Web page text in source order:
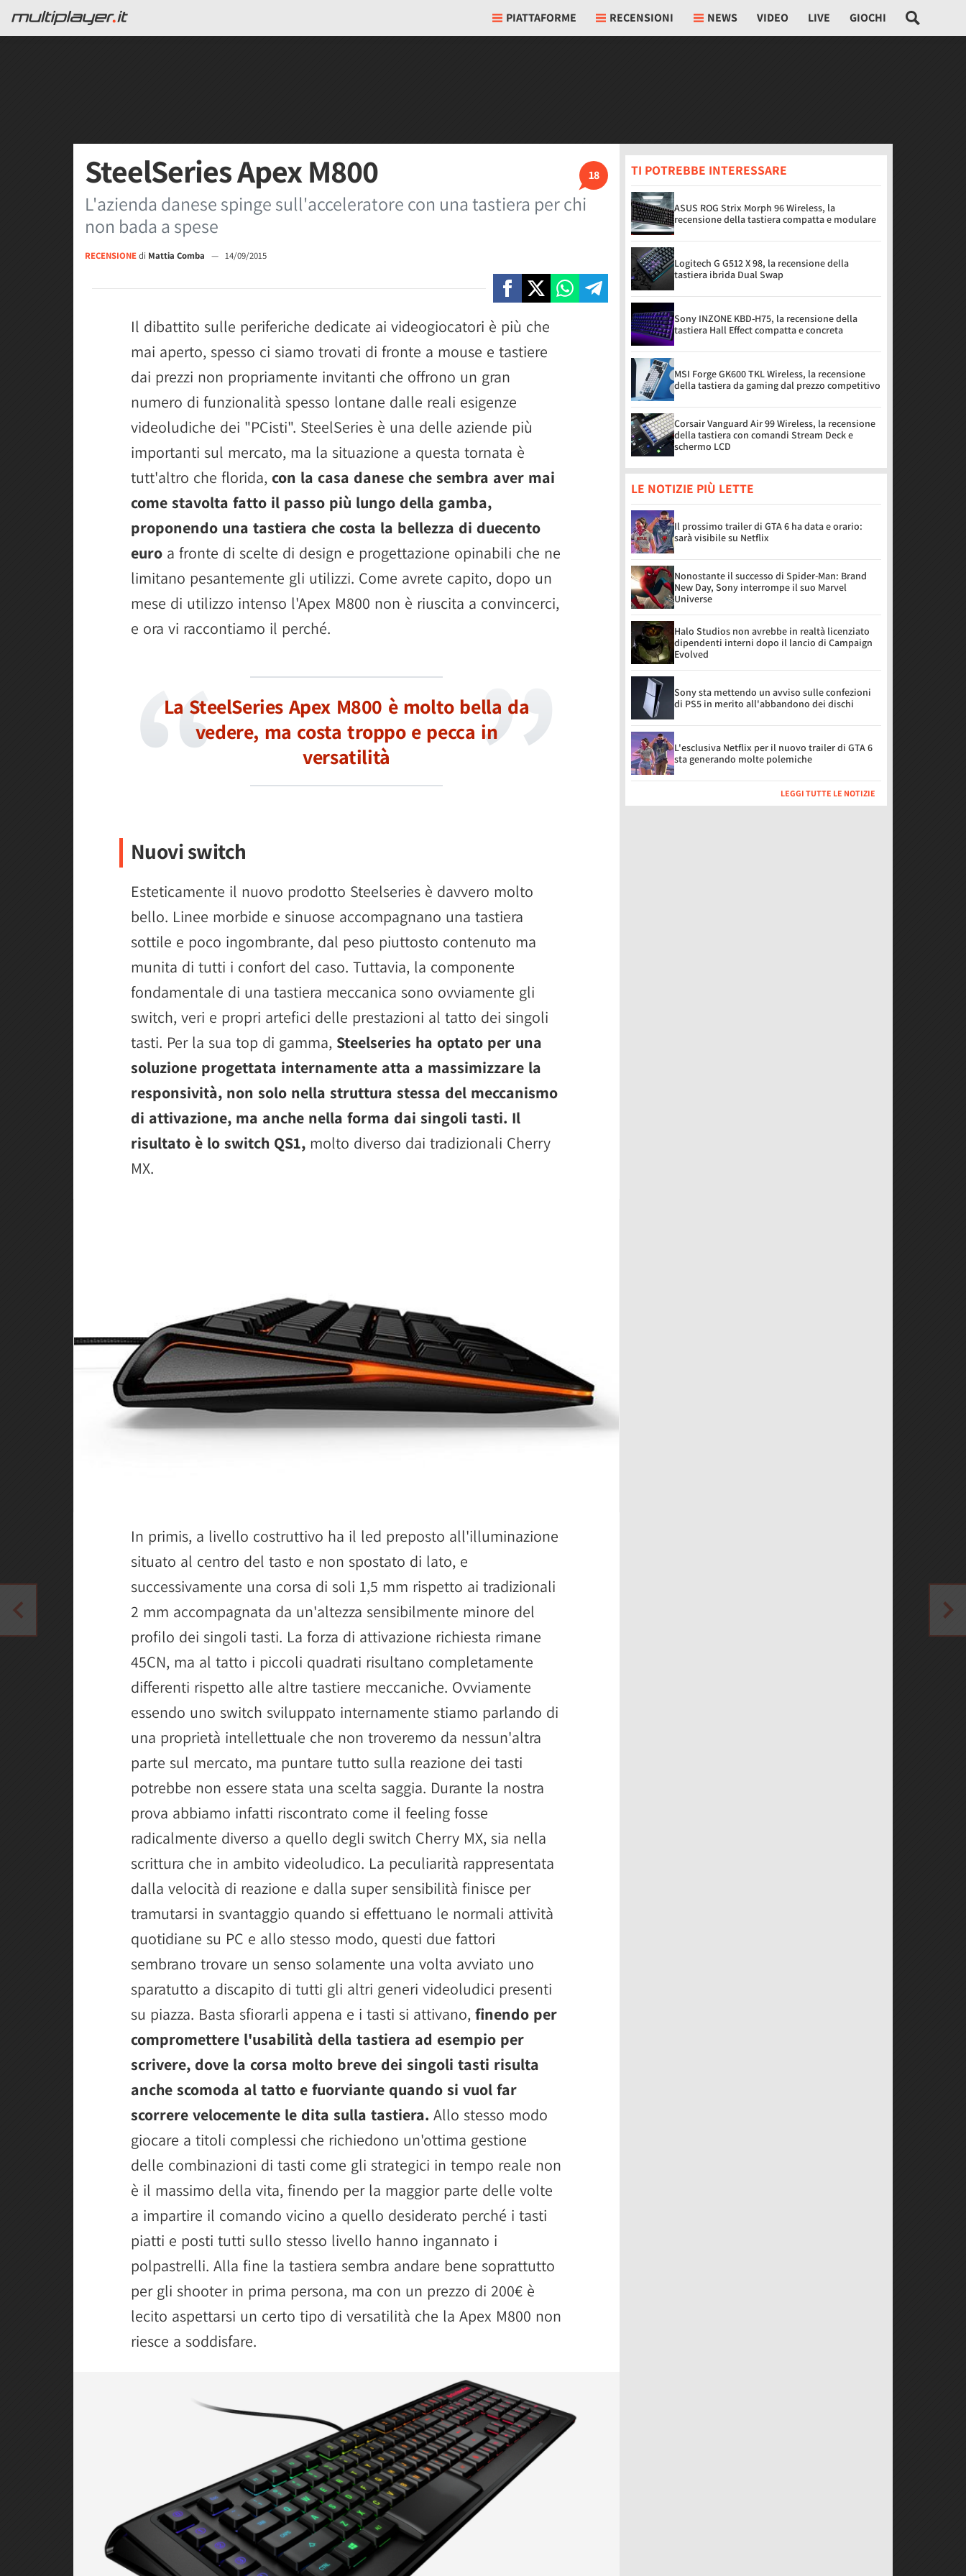
PIATTAFORME RECENSIONI NEWS VIDEO LIVE GIOCHI
18
SteelSeries Apex M800
L'azienda danese spinge sull'acceleratore con una tastiera per chi
non bada a spese
RECENSIONEdi Mattia Comba — 14/09/2015
Il dibattito sulle periferiche dedicate ai videogiocatori è più che
mai aperto, spesso ci siamo trovati di fronte a mouse e tastiere
dai prezzi non propriamente invitanti che offrono un gran
numero di funzionalità spesso lontane dalle reali esigenze
videoludiche dei "PCisti". SteelSeries è una delle aziende più
importanti sul mercato, ma la situazione a questa tornata è
tutt'altro che florida, con la casa danese che sembra aver mai
come stavolta fatto il passo più lungo della gamba,
proponendo una tastiera che costa la bellezza di duecento
euro a fronte di scelte di design e progettazione opinabili che ne
limitano pesantemente gli utilizzi. Come avrete capito, dopo un
mese di utilizzo intenso l'Apex M800 non è riuscita a convincerci,
e ora vi raccontiamo il perché.
La SteelSeries Apex M800 è molto bella da
vedere, ma costa troppo e pecca in
versatilità
Nuovi switch
Esteticamente il nuovo prodotto Steelseries è davvero molto
bello. Linee morbide e sinuose accompagnano una tastiera
sottile e poco ingombrante, dal peso piuttosto contenuto ma
munita di tutti i confort del caso. Tuttavia, la componente
fondamentale di una tastiera meccanica sono ovviamente gli
switch, veri e propri artefici delle prestazioni al tatto dei singoli
tasti. Per la sua top di gamma, Steelseries ha optato per una
soluzione progettata internamente atta a massimizzare la
responsività, non solo nella struttura stessa del meccanismo
di attivazione, ma anche nella forma dai singoli tasti. Il
risultato è lo switch QS1, molto diverso dai tradizionali Cherry
MX.
In primis, a livello costruttivo ha il led preposto all'illuminazione
situato al centro del tasto e non spostato di lato, e
successivamente una corsa di soli 1,5 mm rispetto ai tradizionali
2 mm accompagnata da un'altezza sensibilmente minore del
profilo dei singoli tasti. La forza di attivazione richiesta rimane
45CN, ma al tatto i piccoli quadrati risultano completamente
differenti rispetto alle altre tastiere meccaniche. Ovviamente
essendo uno switch sviluppato internamente stiamo parlando di
una proprietà intellettuale che non troveremo da nessun'altra
parte sul mercato, ma puntare tutto sulla reazione dei tasti
potrebbe non essere stata una scelta saggia. Durante la nostra
prova abbiamo infatti riscontrato come il feeling fosse
radicalmente diverso a quello degli switch Cherry MX, sia nella
scrittura che in ambito videoludico. La peculiarità rappresentata
dalla velocità di reazione e dalla super sensibilità finisce per
tramutarsi in svantaggio quando si effettuano le normali attività
quotidiane su PC e allo stesso modo, questi due fattori
sembrano trovare un senso solamente una volta avviato uno
sparatutto a discapito di tutti gli altri generi videoludici presenti
su piazza. Basta sfiorarli appena e i tasti si attivano, finendo per
compromettere l'usabilità della tastiera ad esempio per
scrivere, dove la corsa molto breve dei singoli tasti risulta
anche scomoda al tatto e fuorviante quando si vuol far
scorrere velocemente le dita sulla tastiera. Allo stesso modo
giocare a titoli complessi che richiedono un'ottima gestione
delle combinazioni di tasti come gli strategici in tempo reale non
è il massimo della vita, finendo per la maggior parte delle volte
a impartire il comando vicino a quello desiderato perché i tasti
piatti e posti tutti sullo stesso livello hanno ingannato i
polpastrelli. Alla fine la tastiera sembra andare bene soprattutto
per gli shooter in prima persona, ma con un prezzo di 200€ è
lecito aspettarsi un certo tipo di versatilità che la Apex M800 non
riesce a soddisfare.
TI POTREBBE INTERESSARE
ASUS ROG Strix Morph 96 Wireless, la
recensione della tastiera compatta e modulare
Logitech G G512 X 98, la recensione della
tastiera ibrida Dual Swap
Sony INZONE KBD-H75, la recensione della
tastiera Hall Effect compatta e concreta
MSI Forge GK600 TKL Wireless, la recensione
della tastiera da gaming dal prezzo competitivo
Corsair Vanguard Air 99 Wireless, la recensione
della tastiera con comandi Stream Deck e
schermo LCD
LE NOTIZIE PIÙ LETTE
Il prossimo trailer di GTA 6 ha data e orario:
sarà visibile su Netflix
Nonostante il successo di Spider-Man: Brand
New Day, Sony interrompe il suo Marvel
Universe
Halo Studios non avrebbe in realtà licenziato
dipendenti interni dopo il lancio di Campaign
Evolved
Sony sta mettendo un avviso sulle confezioni
di PS5 in merito all'abbandono dei dischi
L'esclusiva Netflix per il nuovo trailer di GTA 6
sta generando molte polemiche
LEGGI TUTTE LE NOTIZIE